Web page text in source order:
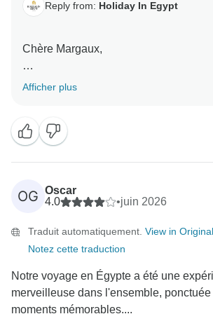
Reply from: Holiday In Egypt
Chère Margaux,
Un grand merci pour votre superbe
une expérience aussi fantastique lors
croisière sur le Nil. C’est merveilleux
vous avez apprécié le magnifique
l’accueil chaleureux du personnel et le
parfaitement organisé dès le début de
Nous sommes également ravis que
contribué à rendre votre expérience
agréable tout au long du circuit.
Merci pour votre recommandation et
Afficher plus
OG Oscar
4.0
•juin 2026
Traduit automatiquement. View in
Notez cette traduction
Notre voyage en Égypte a été une
merveilleuse dans l'ensemble,
moments mémorables....